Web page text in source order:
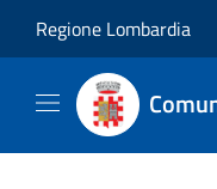
Regione Lombardia